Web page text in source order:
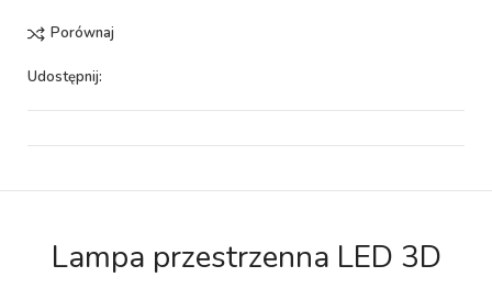
Porównaj
Udostępnij:
Lampa przestrzenna LED 3D